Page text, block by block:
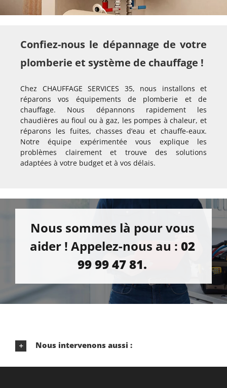
Confiez-nous le dépannage de votre
plomberie et système de chauffage !
Chez CHAUFFAGE SERVICES 35, nous installons et
réparons vos équipements de plomberie et de
chauffage. Nous dépannons rapidement les
chaudières au fioul ou à gaz, les pompes à chaleur, et
réparons les fuites, chasses d’eau et chauffe-eaux.
Notre équipe expérimentée vous explique les
problèmes clairement et trouve des solutions
adaptées à votre budget et à vos délais.
Nous sommes là pour vous
aider ! Appelez-nous au : 02
99 99 47 81.
Nous intervenons aussi :